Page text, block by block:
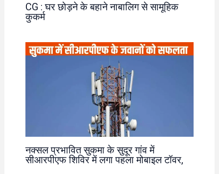
CG : घर छोड़ने के बहाने नाबालिग से सामूहिक
कुकर्म
नक्सल प्रभावित सुकमा के सुदूर गांव में
सीआरपीएफ शिविर में लगा पहला मोबाइल टॉवर,